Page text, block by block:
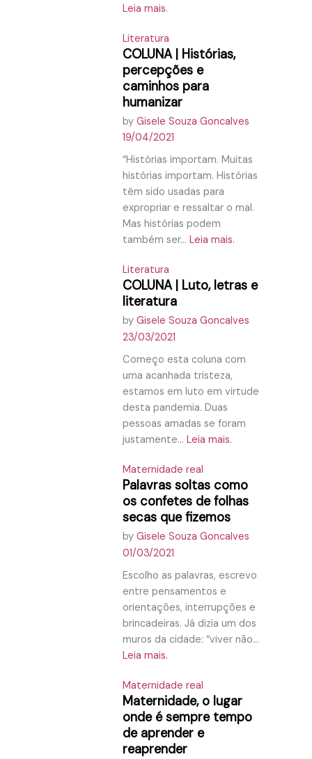
Leia mais.
Literatura
COLUNA | Histórias,
percepções e
caminhos para
humanizar
by Gisele Souza Goncalves
19/04/2021
“Histórias importam. Muitas
histórias importam. Histórias
têm sido usadas para
expropriar e ressaltar o mal.
Mas histórias podem
também ser... Leia mais.
Literatura
COLUNA | Luto, letras e
literatura
by Gisele Souza Goncalves
23/03/2021
Começo esta coluna com
uma acanhada tristeza,
estamos em luto em virtude
desta pandemia. Duas
pessoas amadas se foram
justamente... Leia mais.
Maternidade real
Palavras soltas como
os confetes de folhas
secas que fizemos
by Gisele Souza Goncalves
01/03/2021
Escolho as palavras, escrevo
entre pensamentos e
orientações, interrupções e
brincadeiras. Já dizia um dos
muros da cidade: “viver não...
Leia mais.
Maternidade real
Maternidade, o lugar
onde é sempre tempo
de aprender e
reaprender